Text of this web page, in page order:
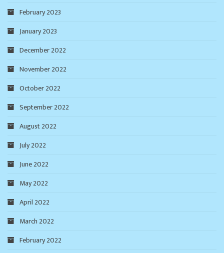
February 2023
January 2023
December 2022
November 2022
October 2022
September 2022
August 2022
July 2022
June 2022
May 2022
April 2022
March 2022
February 2022